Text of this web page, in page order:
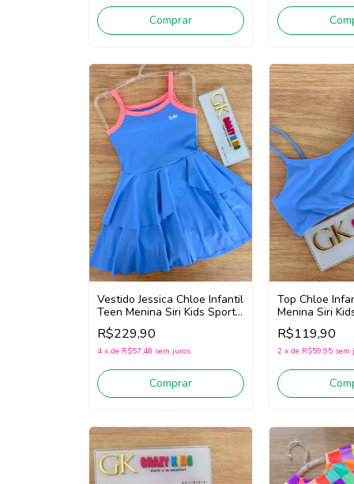
Comprar
Vestido Jessica Chloe Infantil
Teen Menina Siri Kids Sport
Dança 44760 (Azul)
R$229,90
4 x de R$57,48 sem juros
Comprar
Top Chloe
Menina Siri
44714 (Azul)
R$119,90
2 x de R$59,95 sem